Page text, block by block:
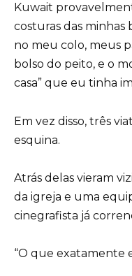
Kuwait
costuras das minhas
no meu colo, meus
bolso do peito, e o
casa” que eu tinha
Em vez disso, três
esquina.
Atrás delas vieram
da igreja e uma
cinegrafista já
“O que exatamente